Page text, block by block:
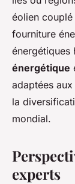
éolien
fourniture
énergétiques
énergétique
adaptées
la
mondial.
experts